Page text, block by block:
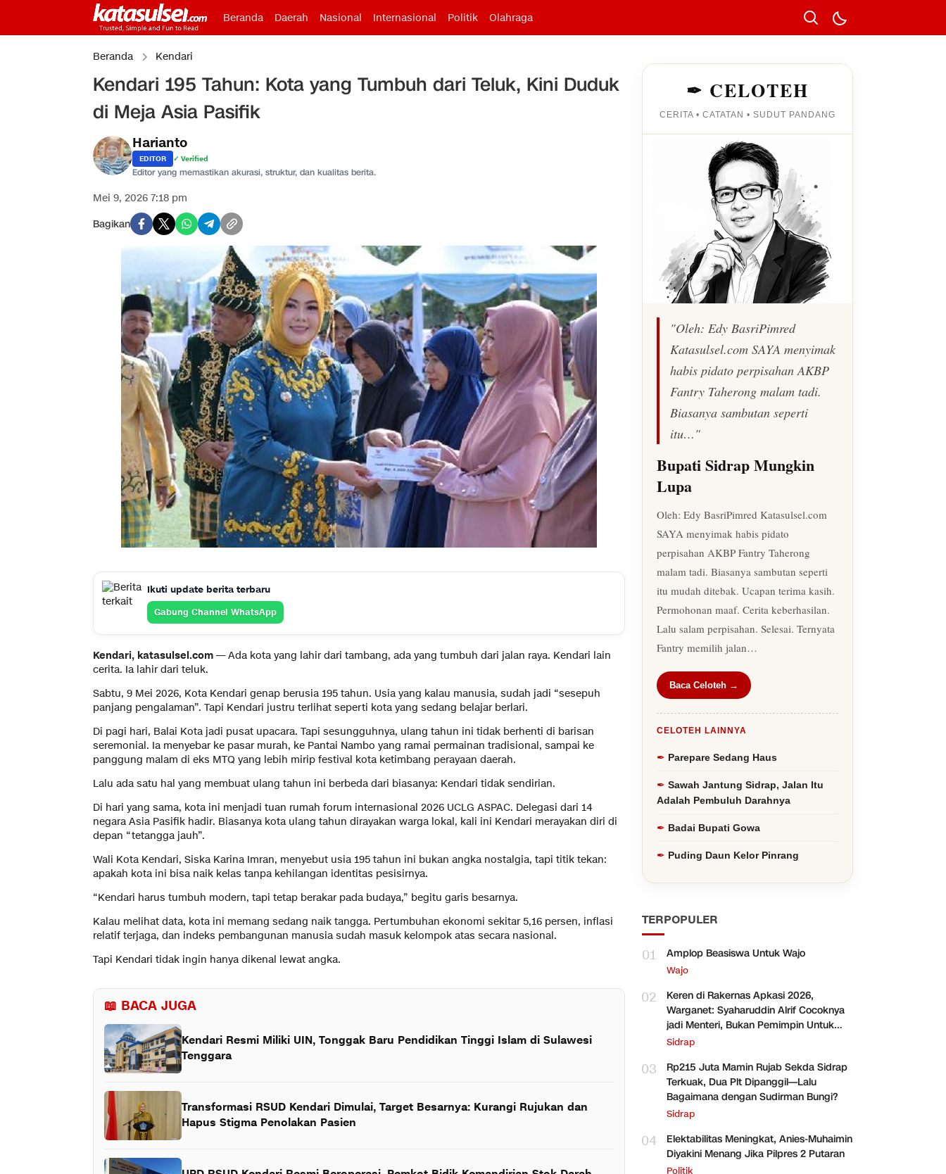
Beranda Daerah Nasional Internasional Politik Olahraga
Beranda Kendari
Kendari 195 Tahun: Kota yang Tumbuh dari Teluk, Kini Duduk
di Meja Asia Pasifik
Harianto
EDITOR ✓ Verified
Editor yang memastikan akurasi, struktur, dan kualitas berita.
Mei 9, 2026 7:18 pm
Bagikan
Ikuti update berita terbaru
Gabung Channel WhatsApp
Kendari, katasulsel.com — Ada kota yang lahir dari tambang, ada yang tumbuh dari jalan raya. Kendari lain
cerita. Ia lahir dari teluk.
Sabtu, 9 Mei 2026, Kota Kendari genap berusia 195 tahun. Usia yang kalau manusia, sudah jadi “sesepuh
panjang pengalaman”. Tapi Kendari justru terlihat seperti kota yang sedang belajar berlari.
Di pagi hari, Balai Kota jadi pusat upacara. Tapi sesungguhnya, ulang tahun ini tidak berhenti di barisan
seremonial. Ia menyebar ke pasar murah, ke Pantai Nambo yang ramai permainan tradisional, sampai ke
panggung malam di eks MTQ yang lebih mirip festival kota ketimbang perayaan daerah.
Lalu ada satu hal yang membuat ulang tahun ini berbeda dari biasanya: Kendari tidak sendirian.
Di hari yang sama, kota ini menjadi tuan rumah forum internasional 2026 UCLG ASPAC. Delegasi dari 14
negara Asia Pasifik hadir. Biasanya kota ulang tahun dirayakan warga lokal, kali ini Kendari merayakan diri di
depan “tetangga jauh”.
Wali Kota Kendari, Siska Karina Imran, menyebut usia 195 tahun ini bukan angka nostalgia, tapi titik tekan:
apakah kota ini bisa naik kelas tanpa kehilangan identitas pesisirnya.
“Kendari harus tumbuh modern, tapi tetap berakar pada budaya,” begitu garis besarnya.
Kalau melihat data, kota ini memang sedang naik tangga. Pertumbuhan ekonomi sekitar 5,16 persen, inflasi
relatif terjaga, dan indeks pembangunan manusia sudah masuk kelompok atas secara nasional.
Tapi Kendari tidak ingin hanya dikenal lewat angka.
📖 BACA JUGA
Kendari Resmi Miliki UIN, Tonggak Baru Pendidikan Tinggi Islam di Sulawesi
Tenggara
Transformasi RSUD Kendari Dimulai, Target Besarnya: Kurangi Rujukan dan
Hapus Stigma Penolakan Pasien
✒ CELOTEH
CERITA • CATATAN • SUDUT PANDANG
"Oleh: Edy BasriPimred
Katasulsel.com SAYA menyimak
habis pidato perpisahan AKBP
Fantry Taherong malam tadi.
Biasanya sambutan seperti
itu…"
Bupati Sidrap Mungkin
Lupa
Oleh: Edy BasriPimred Katasulsel.com
SAYA menyimak habis pidato
perpisahan AKBP Fantry Taherong
malam tadi. Biasanya sambutan seperti
itu mudah ditebak. Ucapan terima kasih.
Permohonan maaf. Cerita keberhasilan.
Lalu salam perpisahan. Selesai. Ternyata
Fantry memilih jalan…
Baca Celoteh →
CELOTEH LAINNYA
Parepare Sedang Haus
Sawah Jantung Sidrap, Jalan Itu
Adalah Pembuluh Darahnya
Badai Bupati Gowa
Puding Daun Kelor Pinrang
TERPOPULER
01 Amplop Beasiswa Untuk Wajo
Wajo
02
Keren di Rakernas Apkasi 2026,
Warganet: Syaharuddin Alrif Cocoknya
jadi Menteri, Bukan Pemimpin Untuk
Sidrap Saja
Sidrap
03
Rp215 Juta Mamin Rujab Sekda Sidrap
Terkuak, Dua Plt Dipanggil—Lalu
Bagaimana dengan Sudirman Bungi?
Sidrap
04
Elektabilitas Meningkat, Anies-Muhaimin
Diyakini Menang Jika Pilpres 2 Putaran
Politik